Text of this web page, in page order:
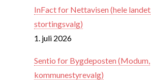
InFact for Nettavisen (hele landet,
stortingsvalg)
1. juli 2026
Sentio for Bygdeposten (Modum,
kommunestyrevalg)